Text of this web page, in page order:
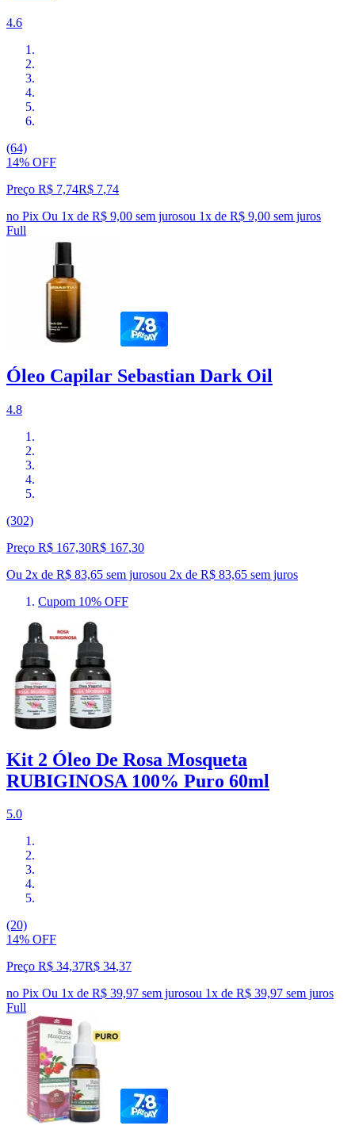
4.6
(64)
14% OFF
Preço R$ 7,74R$ 7,74
no Pix Ou 1x de R$ 9,00 sem jurosou 1x de R$ 9,00 sem juros
Full
Óleo Capilar Sebastian Dark Oil
4.8
(302)
Preço R$ 167,30R$ 167,30
Ou 2x de R$ 83,65 sem jurosou 2x de R$ 83,65 sem juros
Cupom 10% OFF
Kit 2 Óleo De Rosa Mosqueta
RUBIGINOSA 100% Puro 60ml
5.0
(20)
14% OFF
Preço R$ 34,37R$ 34,37
no Pix Ou 1x de R$ 39,97 sem jurosou 1x de R$ 39,97 sem juros
Full